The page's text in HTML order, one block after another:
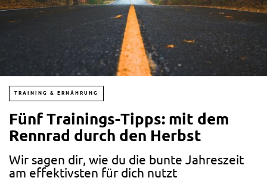
TRAINING & ERNÄHRUNG
Fünf Trainings-Tipps: mit dem
Rennrad durch den Herbst
Wir sagen dir, wie du die bunte Jahreszeit
am effektivsten für dich nutzt